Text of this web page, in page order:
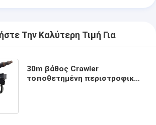
Την Καλύτερη Τιμή Για
30m βάθος Crawler
τοποθετημένη περιστροφική